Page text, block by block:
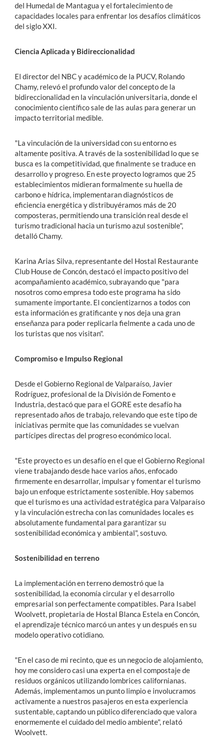
del Humedal de Mantagua y el fortalecimiento de
capacidades locales para enfrentar los desafíos climáticos
del siglo XXI.
Ciencia Aplicada y Bidireccionalidad
El director del NBC y académico de la PUCV, Rolando
Chamy, relevó el profundo valor del concepto de la
bidireccionalidad en la vinculación universitaria, donde el
conocimiento científico sale de las aulas para generar un
impacto territorial medible.
"La vinculación de la universidad con su entorno es
altamente positiva. A través de la sostenibilidad lo que se
busca es la competitividad, que finalmente se traduce en
desarrollo y progreso. En este proyecto logramos que 25
establecimientos midieran formalmente su huella de
carbono e hídrica, implementaran diagnósticos de
eficiencia energética y distribuyéramos más de 20
composteras, permitiendo una transición real desde el
turismo tradicional hacia un turismo azul sostenible",
detalló Chamy.
Karina Arias Silva, representante del Hostal Restaurante
Club House de Concón, destacó el impacto positivo del
acompañamiento académico, subrayando que "para
nosotros como empresa todo este programa ha sido
sumamente importante. El concientizarnos a todos con
esta información es gratificante y nos deja una gran
enseñanza para poder replicarla fielmente a cada uno de
los turistas que nos visitan".
Compromiso e Impulso Regional
Desde el Gobierno Regional de Valparaíso, Javier
Rodríguez, profesional de la División de Fomento e
Industria, destacó que para el GORE este desafío ha
representado años de trabajo, relevando que este tipo de
iniciativas permite que las comunidades se vuelvan
partícipes directas del progreso económico local.
"Este proyecto es un desafío en el que el Gobierno Regional
viene trabajando desde hace varios años, enfocado
firmemente en desarrollar, impulsar y fomentar el turismo
bajo un enfoque estrictamente sostenible. Hoy sabemos
que el turismo es una actividad estratégica para Valparaíso
y la vinculación estrecha con las comunidades locales es
absolutamente fundamental para garantizar su
sostenibilidad económica y ambiental", sostuvo.
Sostenibilidad en terreno
La implementación en terreno demostró que la
sostenibilidad, la economía circular y el desarrollo
empresarial son perfectamente compatibles. Para Isabel
Woolvett, propietaria de Hostal Blanca Estela en Concón,
el aprendizaje técnico marcó un antes y un después en su
modelo operativo cotidiano.
"En el caso de mi recinto, que es un negocio de alojamiento,
hoy me considero casi una experta en el compostaje de
residuos orgánicos utilizando lombrices californianas.
Además, implementamos un punto limpio e involucramos
activamente a nuestros pasajeros en esta experiencia
sustentable, captando un público diferenciado que valora
enormemente el cuidado del medio ambiente", relató
Woolvett.